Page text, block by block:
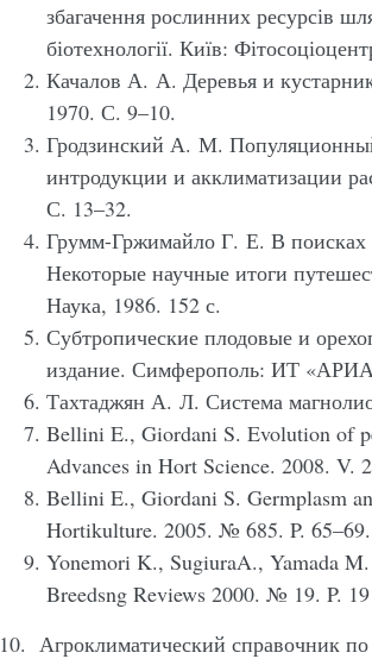
збагачення рослинних ресурсів
біотехнології. Київ:
Качалов А. А. Деревья и
1970. С. 9–10.
Гродзинский А. М.
интродукции и акклиматизации
С. 13–32.
Грумм-Гржимайло Г. Е. В поисках
Некоторые научные итоги
Наука, 1986. 152 с.
Субтропические плодовые и
издание. Симферополь: ИТ
Тахтаджян А. Л. Система
Bellini E., Giordani S. Evolution of
Advances in Hort Science. 2008. V.
Bellini E., Giordani S. Germplasm
Hortikulture. 2005. № 685. P. 65–69.
Yonemori K., SugiuraA., Yamada
Breedsng Reviews 2000. № 19. P.
10. Агроклиматический справочник